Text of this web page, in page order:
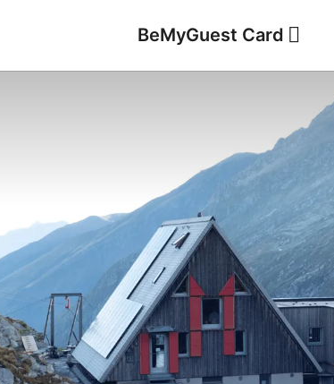
BeMyGuest Card